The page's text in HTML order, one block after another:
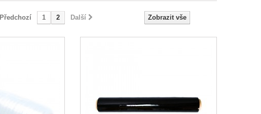
Zobrazit vše
Předchozí 1 2 Další